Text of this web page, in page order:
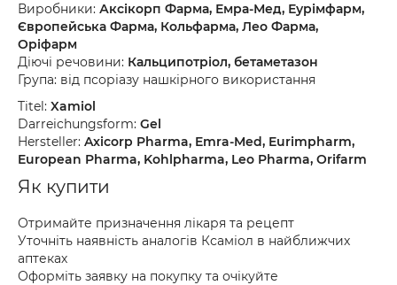
Виробники: Аксікорп Фарма, Емра-Мед, Еурімфарм,
Європейська Фарма, Кольфарма, Лео Фарма,
Оріфарм
Діючі речовини: Кальципотріол, бетаметазон
Група: від псоріазу нашкірного використання
Titel: Xamiol
Darreichungsform: Gel
Hersteller: Axicorp Pharma, Emra-Med, Eurimpharm,
European Pharma, Kohlpharma, Leo Pharma, Orifarm
Як купити
Отримайте призначення лікаря та рецепт
Уточніть наявність аналогів Ксаміол в найближчих
аптеках
Оформіть заявку на покупку та очікуйте